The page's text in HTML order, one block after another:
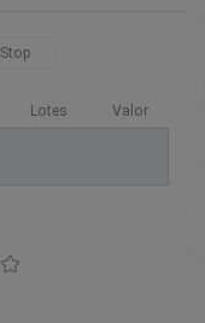
Stop
Lotes Valor